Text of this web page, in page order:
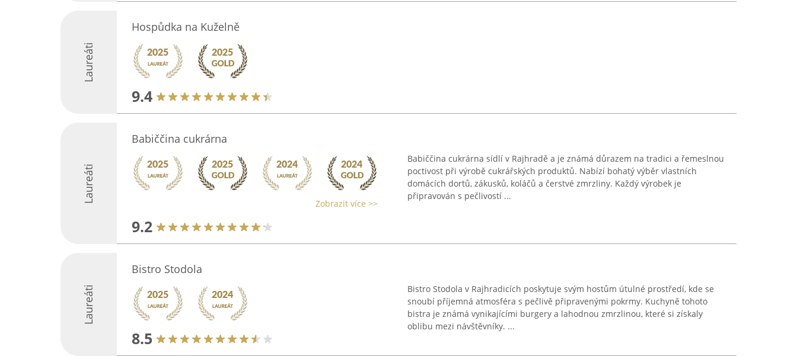
Laureáti
Hospůdka na Kuželně
9.4
Laureáti
Babiččina cukrárna
Zobrazit více >>
9.2
Babiččina cukrárna sídlí v Rajhradě a je známá důrazem na tradici a řemeslnou
poctivost při výrobě cukrářských produktů. Nabízí bohatý výběr vlastních
domácích dortů, zákusků, koláčů a čerstvé zmrzliny. Každý výrobek je
připravován s pečlivostí ...
Laureáti
Bistro Stodola
8.5
Bistro Stodola v Rajhradicích poskytuje svým hostům útulné prostředí, kde se
snoubí příjemná atmosféra s pečlivě připravenými pokrmy. Kuchyně tohoto
bistra je známá vynikajícími burgery a lahodnou zmrzlinou, které si získaly
oblibu mezi návštěvníky. ...